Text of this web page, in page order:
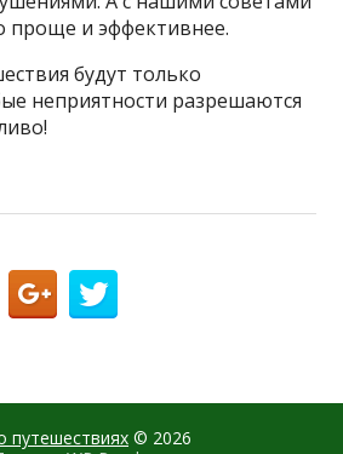
проще и эффективнее.
будут только
неприятности разрешаются
путешествиях © 2026